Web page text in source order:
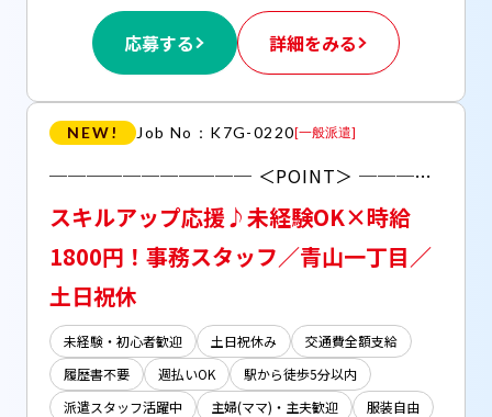
応募する 詳細をみる
NEW! Job No：K7G-0220[一般派遣]
─────────── ＜POINT＞ ─────────── 人事に興味がある方にオススメ☆ 何らかの事務経験があれば応募OK！ ▼実働6H～！ ライフスタイルに合わせて就業できる◎ ▼駅から直結！ 通勤ラクラク！長期で通いやすい♪
スキルアップ応援♪未経験OK×時給
1800円！事務スタッフ／青山一丁目／
土日祝休
未経験・初心者歓迎 土日祝休み
交通費全額支給
履歴書不要
週払いOK
駅から徒歩5分以内
派遣スタッフ活躍中
主婦(ママ)・主夫歓迎
服装自由